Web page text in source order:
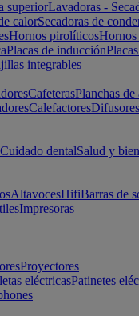
superiorLavadoras -
calorSecadoras de
Hornos pirolíticos
Placas de inducción
integrables
CafeterasPlanchas de
CalefactoresDifusores
Cuidado dentalSalud y
AltavocesHifiBarras de
Impresoras
Proyectores
eléctricasPatinetes